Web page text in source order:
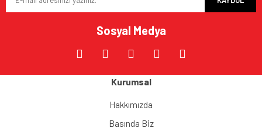
Sosyal Medya
Kurumsal
Hakkımızda
Basında Biz